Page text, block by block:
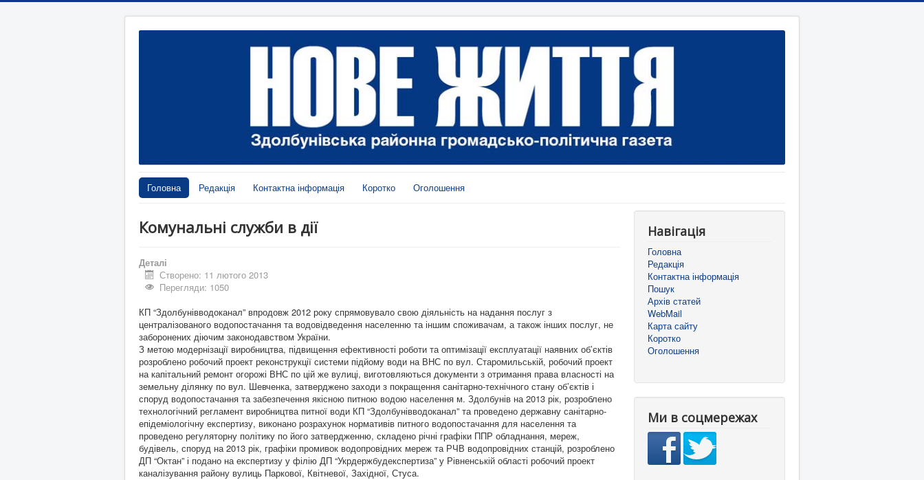
Головна Редакція Контактна інформація Коротко Оголошення
Комунальні служби в дії
Деталі
Створено: 11 лютого 2013
Перегляди: 1050
КП “Здолбунівводоканал” впродовж 2012 року спрямовувало свою діяльність на надання послуг з
централізованого водопостачання та водовідведення населенню та іншим споживачам, а також інших послуг, не
заборонених діючим законодавством України.
З метою модернізації виробництва, підвищення ефективності роботи та оптимізації експлуатації наявних об’єктів
розроблено робочий проект реконструкції системи підйому води на ВНС по вул. Старомильській, робочий проект
на капітальний ремонт огорожі ВНС по цій же вулиці, виготовляються документи з отримання права власності на
земельну ділянку по вул. Шевченка, затверджено заходи з покращення санітарно-технічного стану об’єктів і
споруд водопостачання та забезпечення якісною питною водою населення м. Здолбунів на 2013 рік, розроблено
технологічний регламент виробництва питної води КП “Здолбунівводоканал” та проведено державну санітарно-
епідеміологічну експертизу, виконано розрахунок нормативів питного водопостачання для населення та
проведено регуляторну політику по його затвердженню, складено річні графіки ППР обладнання, мереж,
будівель, споруд на 2013 рік, графіки промивок водопровідних мереж та РЧВ водопровідних станцій, розроблено
ДП “Октан” і подано на експертизу у філію ДП “Укрдержбудекспертиза” у Рівненській області робочий проект
каналізування району вулиць Паркової, Квітневої, Західної, Стуса.
Навігація
Головна
Редакція
Контактна інформація
Пошук
Архів статей
WebMail
Карта сайту
Коротко
Оголошення
Ми в соцмережах